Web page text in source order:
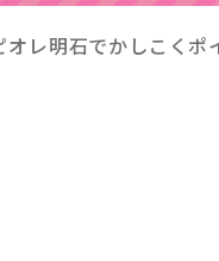
オレ明石でかしこくポ